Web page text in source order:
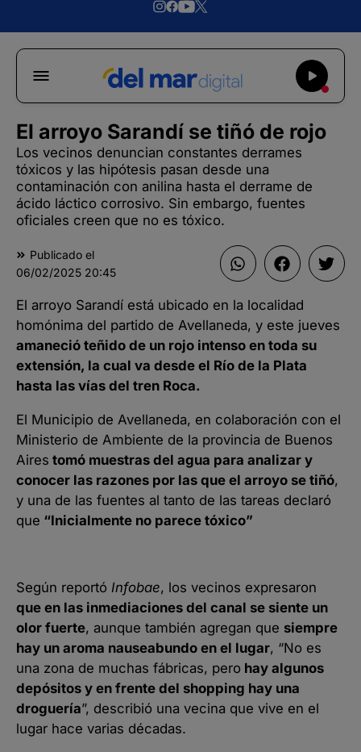
El arroyo Sarandí se tiñó de rojo
Los vecinos denuncian constantes derrames
tóxicos y las hipótesis pasan desde una
contaminación con anilina hasta el derrame de
ácido láctico corrosivo. Sin embargo, fuentes
oficiales creen que no es tóxico.
Publicado el
06/02/2025 20:45
El arroyo Sarandí está ubicado en la localidad
homónima del partido de Avellaneda, y este jueves
amaneció teñido de un rojo intenso en toda su
extensión, la cual va desde el Río de la Plata
hasta las vías del tren Roca.
El Municipio de Avellaneda, en colaboración con el
Ministerio de Ambiente de la provincia de Buenos
Aires tomó muestras del agua para analizar y
conocer las razones por las que el arroyo se tiñó,
y una de las fuentes al tanto de las tareas declaró
que “Inicialmente no parece tóxico”
Según reportó Infobae, los vecinos expresaron
que en las inmediaciones del canal se siente un
olor fuerte, aunque también agregan que siempre
hay un aroma nauseabundo en el lugar, “No es
una zona de muchas fábricas, pero hay algunos
depósitos y en frente del shopping hay una
droguería”, describió una vecina que vive en el
lugar hace varias décadas.